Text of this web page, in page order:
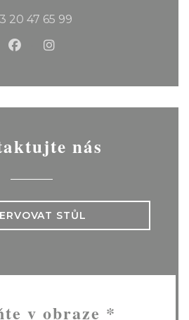
20 47 65 99
Facebook ((otevře se v
Instagram ((otevře se
nás
STŮL
v obraze *